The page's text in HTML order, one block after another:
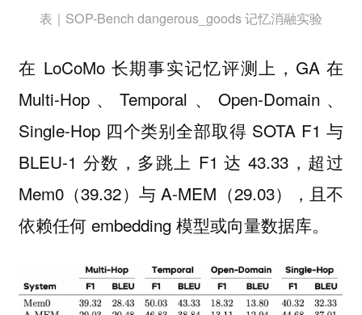
表｜SOP-Bench dangerous_goods 记忆消融实验
在 LoCoMo 长期事实记忆评测上，GA 在
Multi-Hop、Temporal、Open-Domain、
Single-Hop 四个类别全部取得 SOTA F1 与
BLEU-1 分数，多跳上 F1 达 43.33，超过
Mem0（39.32）与 A-MEM（29.03），且不
依赖任何 embedding 模型或向量数据库。